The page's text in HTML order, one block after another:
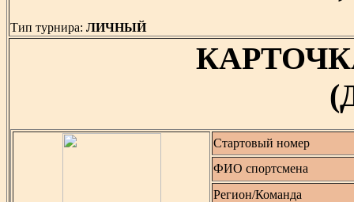
Тип турнира: ЛИЧНЫЙ
Стартовый номер
ФИО спортсмена
Регион/Команда